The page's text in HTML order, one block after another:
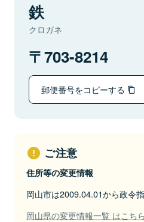
鉄
クロガネ
703-8214
郵便番号をコピーする
ご注意
住所等の変更情報
岡山市は2009.04.01から政令
岡山県の変更情報一覧 はこちら